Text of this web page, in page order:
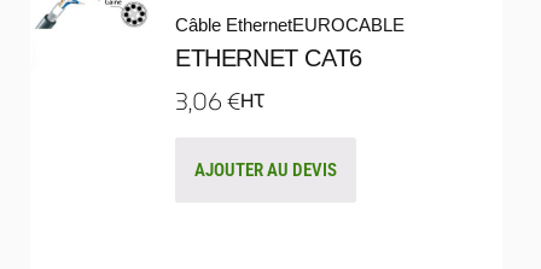
Câble EthernetEUROCABLE
ETHERNET CAT6
3,06€HT
AJOUTER AU DEVIS